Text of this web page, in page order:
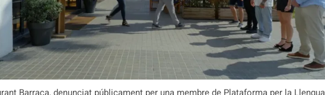
Barraca, denunciat públicament per una membre de Plataforma per la Llengua